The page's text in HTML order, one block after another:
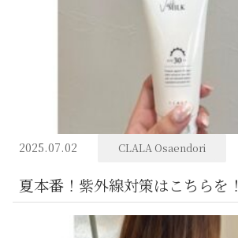
2025.07.02 CLALA Osaendori
夏本番！紫外線対策はこちらを！